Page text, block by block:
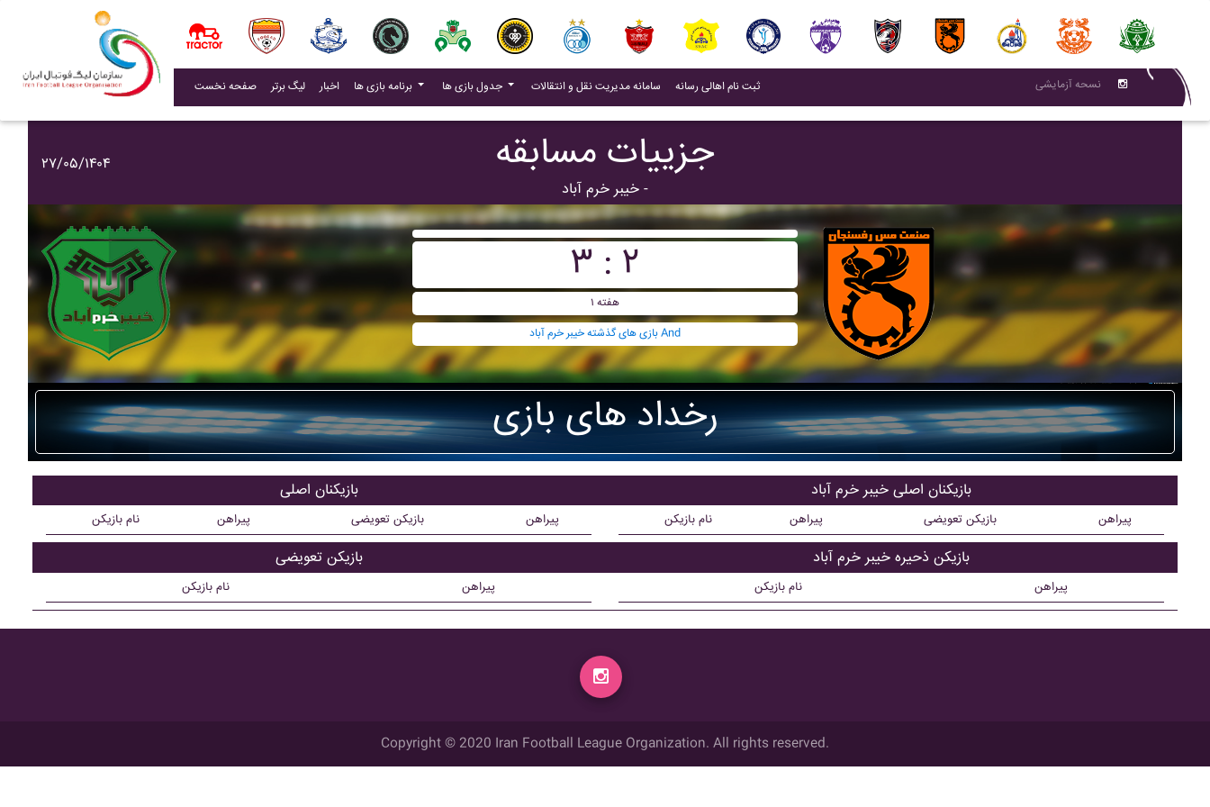
صفحه نخست لیگ برتر اخبار(current) برنامه بازی ها جدول بازی ها سامانه مدیریت نقل و انتقالات (current)
ثبت نام اهالی رسانه(current) نسحه آزمایشی
۲۷/۰۵/۱۴۰۴ جزییات مسابقه
خيبر خرم آباد -
۳ : ۲
هفته ۱
بازی های گذشته خيبر خرم آباد And
رخداد های بازی
بازیکنان اصلی
نام بازیکن پیراهن بازیکن تعویضی پیراهن
بازیکن تعویضی
نام بازیکن پیراهن
بازیکنان اصلی خيبر خرم آباد
نام بازیکن پیراهن بازیکن تعویضی پیراهن
بازیکن ذحیره خيبر خرم آباد
نام بازیکن پیراهن
Copyright © 2020 Iran Football League Organization. All rights reserved.